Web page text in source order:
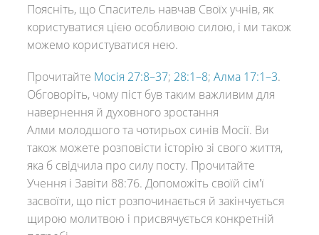
Поясніть, що Спаситель навчав Своїх учнів, як
користуватися цією особливою силою, і ми також
можемо користуватися нею.
Прочитайте Мосія 27:8–37; 28:1–8; Алма 17:1–3.
Обговоріть, чому піст був таким важливим для
навернення й духовного зростання
Алми молодшого та чотирьох синів Мосії. Ви
також можете розповісти історію зі свого життя,
яка б свідчила про силу посту. Прочитайте
Учення і Завіти 88:76. Допоможіть своїй сім'ї
засвоїти, що піст розпочинається й закінчується
щирою молитвою і присвячується конкретній